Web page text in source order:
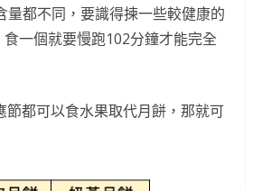
都不同，要識得揀一些較健康的
一個就要慢跑102分鐘才能完全
都可以食水果取代月餅，那就可